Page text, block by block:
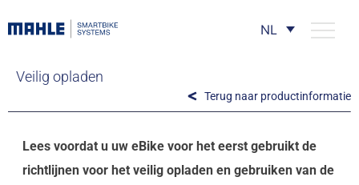
NL
Veilig opladen
Terug naar productinformatie
Lees voordat u uw eBike voor het eerst gebruikt de
richtlijnen voor het veilig opladen en gebruiken van de